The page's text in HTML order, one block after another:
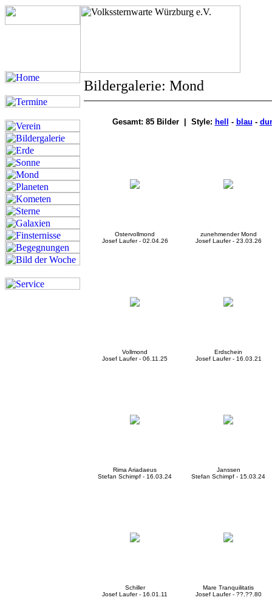
Bildergalerie: Mond
Gesamt: 85 Bilder | Style: hell - blau -
Ostervollmond
Josef Laufer - 02.04.26
zunehmender Mond
Josef Laufer - 23.03.26
Vollmond
Josef Laufer - 06.11.25
Erdschein
Josef Laufer - 16.03.21
Rima Ariadaeus
Stefan Schimpf - 16.03.24
Janssen
Stefan Schimpf - 15.03.24
Schiller
Josef Laufer - 16.01.11
Mare Tranquilitatis
Josef Laufer - ??.??.80